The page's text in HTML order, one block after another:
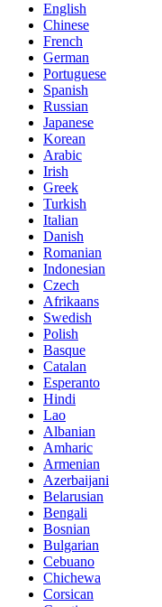
English
Chinese
French
German
Portuguese
Spanish
Russian
Japanese
Korean
Arabic
Irish
Greek
Turkish
Italian
Danish
Romanian
Indonesian
Czech
Afrikaans
Swedish
Polish
Basque
Catalan
Esperanto
Hindi
Lao
Albanian
Amharic
Armenian
Azerbaijani
Belarusian
Bengali
Bosnian
Bulgarian
Cebuano
Chichewa
Corsican